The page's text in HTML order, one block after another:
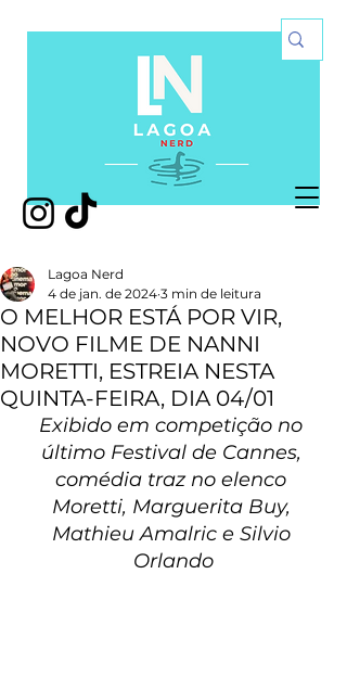
O MELHOR ESTÁ POR VIR,
NOVO FILME DE NANNI
MORETTI, ESTREIA NESTA
QUINTA-FEIRA, DIA 04/01
Lagoa Nerd
4 de jan. de 2024 3 min de leitura
Exibido em competição no
último Festival de Cannes,
comédia traz no elenco
Moretti, Marguerita Buy,
Mathieu Amalric e Silvio
Orlando